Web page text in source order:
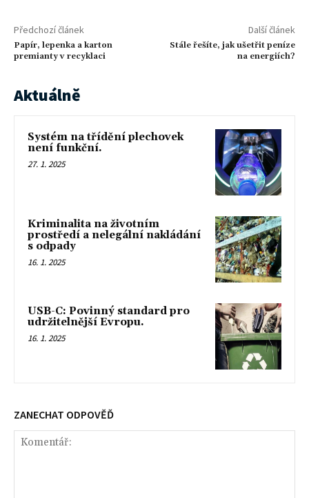
Předchozí článek
Papír, lepenka a karton
premianty v recyklaci
Další článek
Stále řešíte, jak ušetřit peníze
na energiích?
Aktuálně
Systém na třídění plechovek
není funkční.
27. 1. 2025
Kriminalita na životním
prostředí a nelegální nakládání
s odpady
16. 1. 2025
USB-C: Povinný standard pro
udržitelnější Evropu.
16. 1. 2025
ZANECHAT ODPOVĚĎ